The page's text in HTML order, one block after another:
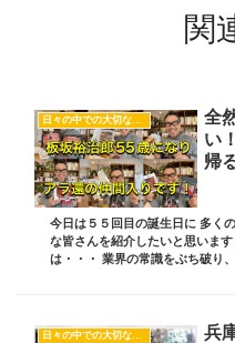
関
日々の中での大切な気付き
全
い
帰
今日は５５回目の誕生日に 多く
な皆さんを紹介したいと思いま
は・・・ 業界の常識をぶち破り
日々の中での大切な気付き
兵